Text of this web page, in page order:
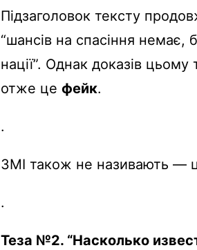
Підзаголовок тексту
“шансів на спасіння немає,
нації”. Однак доказів цьому
отже це фейк.
.
ЗМІ також не називають —
.
Теза №2. “Насколько